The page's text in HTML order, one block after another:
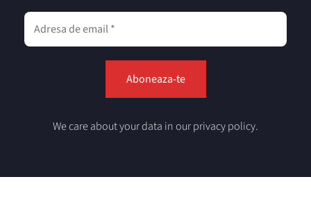
We care about your data in our privacy policy.